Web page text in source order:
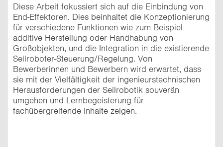
Diese Arbeit fokussiert sich auf die Einbindung von
End-Effektoren. Dies beinhaltet die Konzeptionierung
für verschiedene Funktionen wie zum Beispiel
additive Herstellung oder Handhabung von
Großobjekten, und die Integration in die existierende
Seilroboter-Steuerung/Regelung. Von
Bewerberinnen und Bewerbern wird erwartet, dass
sie mit der Vielfältigkeit der ingenieurstechnischen
Herausforderungen der Seilrobotik souverän
umgehen und Lernbegeisterung für
fachübergreifende Inhalte zeigen.